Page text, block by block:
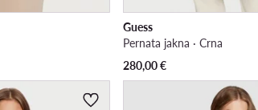
Guess
Pernata jakna · Crna
280,00€